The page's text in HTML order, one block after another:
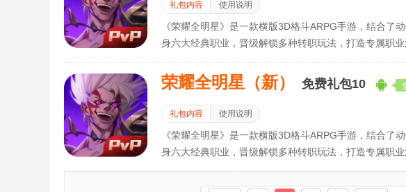
礼包内容 使用说明
《荣耀全明星》是一款横版3D格斗ARPG手游，结合了
身六大经典职业，晋级解锁多种转职玩法，打造专属职
荣耀全明星（新） 免费礼包10
礼包内容 使用说明
《荣耀全明星》是一款横版3D格斗ARPG手游，结合了
身六大经典职业，晋级解锁多种转职玩法，打造专属职